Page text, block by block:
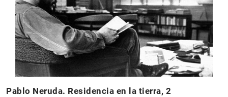
Pablo Neruda. Residencia en la tierra, 2